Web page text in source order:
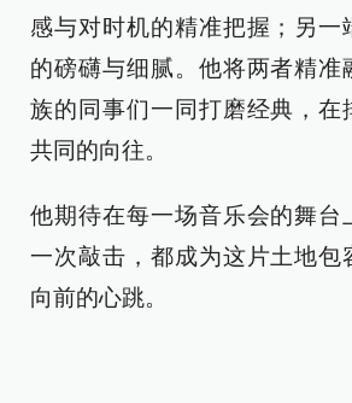
感与对时机的精准把握；另一
的磅礴与细腻。他将两者精准
族的同事们一同打磨经典，在
共同的向往。
他期待在每一场音乐会的舞台
一次敲击，都成为这片土地包
向前的心跳。